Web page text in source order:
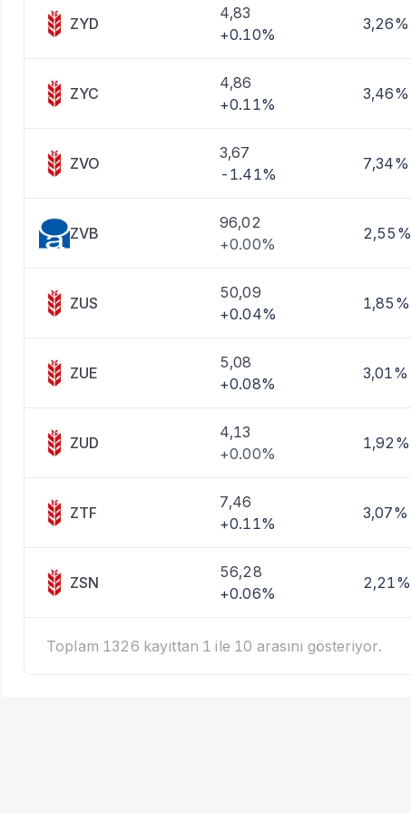
Taşınan Fonlar
Fiyat Endeks Değişimi
ZYD
4,83
+0.10%
3,26%
ZYC
4,86
+0.11%
3,46%
ZVO
3,67
-1.41%
7,34%
ZVB
96,02
+0.00%
2,55%
ZUS
50,09
+0.04%
1,85%
ZUE
5,08
+0.08%
3,01%
ZUD
4,13
+0.00%
1,92%
ZTF
7,46
+0.11%
3,07%
ZSN
56,28
+0.06%
2,21%
Toplam 1326 kayıttan 1 ile 10 arasını gösteriyor.